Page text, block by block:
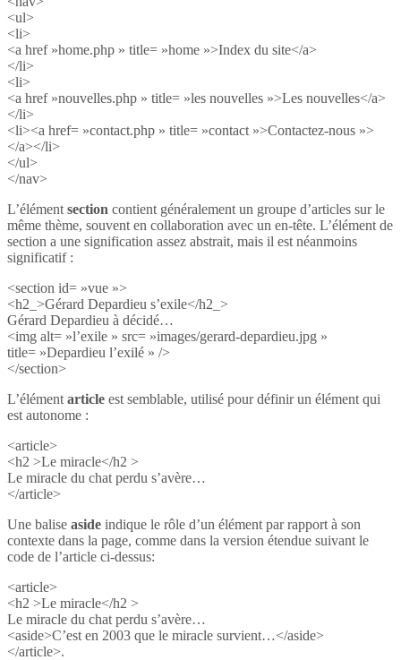
<ul>
<li>
<a href »home.php » title= »home »>Index du site</a>
</li>
<li>
<a href »nouvelles.php » title= »les nouvelles »>Les nouvelles</a>
</li>
<li><a href= »contact.php » title= »contact »>Contactez-nous »>
</a></li>
</ul>
</nav>
L’élément section contient généralement un groupe d’articles sur le
même thème, souvent en collaboration avec un en-tête. L’élément de
section a une signification assez abstrait, mais il est néanmoins
significatif :
<section id= »vue »>
<h2_>Gérard Depardieu s’exile</h2_>
Gérard Depardieu à décidé…
<img alt= »l’exile » src= »images/gerard-depardieu.jpg »
title= »Depardieu l’exilé » />
</section>
L’élément article est semblable, utilisé pour définir un élément qui
est autonome :
<article>
<h2 >Le miracle</h2 >
Le miracle du chat perdu s’avère…
</article>
Une balise aside indique le rôle d’un élément par rapport à son
contexte dans la page, comme dans la version étendue suivant le
code de l’article ci-dessus:
<article>
<h2 >Le miracle</h2 >
Le miracle du chat perdu s’avère…
<aside>C’est en 2003 que le miracle survient…</aside>
</article>.